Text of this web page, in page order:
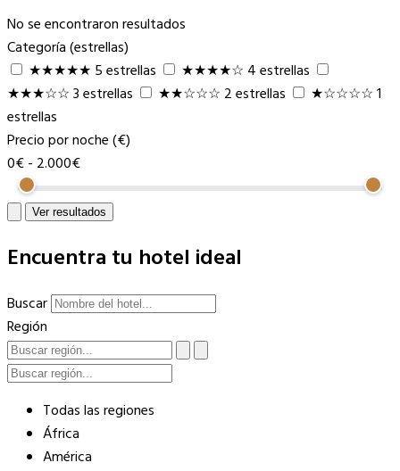
No se encontraron resultados
Categoría (estrellas)
★★★★★ 5 estrellas ★★★★☆ 4 estrellas
★★★☆☆3 estrellas ★★☆☆☆ 2 estrellas ★☆☆☆☆1
estrellas
Precio por noche (€)
0€- 2.000€
Ver resultados
Encuentra tu hotel ideal
Buscar
Región
Todas las regiones
África
América